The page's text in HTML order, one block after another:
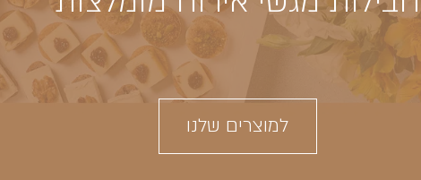
למוצרים שלנו